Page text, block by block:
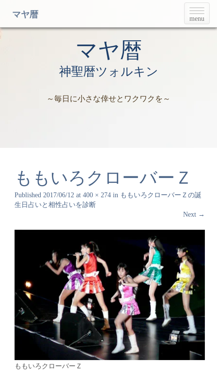
T
o
g
menu
マヤ暦
マヤ暦
神聖暦ツォルキン
～毎日に小さな倖せとワクワクを～
ももいろクローバーＺ
Published 2017/06/12 at 400 × 274 in ももいろクローバーＺの誕
生日占いと相性占いを診断
Next →
ももいろクローバーＺ